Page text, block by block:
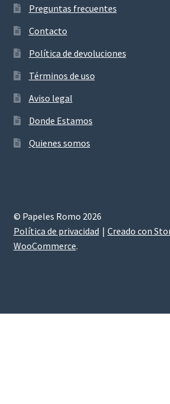
Preguntas frecuentes
Contacto
Política de devoluciones
Términos de uso
Aviso legal
Donde Estamos
Quienes somos
© Papeles Romo 2026
Política de privacidad
Creado con
WooCommerce.